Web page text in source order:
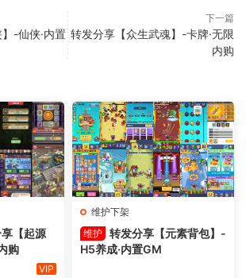
-仙侠·内置
下一篇
转发分享【众生武魂】-卡牌·无限
内购
【起源
购
VIP
维护下架
维护 转发分享【元素背包】-
H5养成·内置GM